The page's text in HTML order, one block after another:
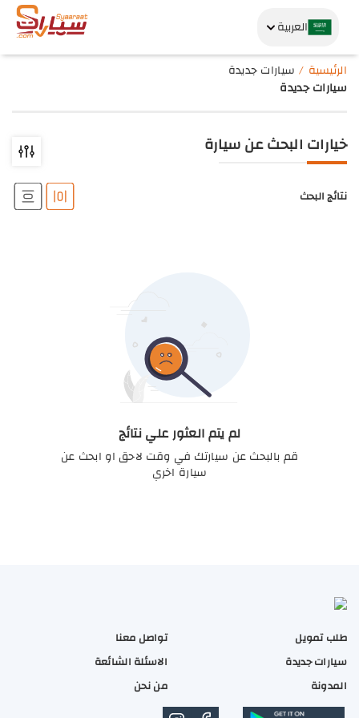
العربية
الرئيسية
سيارات جديدة
سيارات جديدة
خيارات البحث عن سيارة
نتائج البحث
لم يتم العثور علي نتائج
قم بالبحث عن سيارتك في وقت لاحق او ابحث عن
سيارة اخري
طلب تمويل
سيارات جديدة
المدونة
تواصل معنا
الاسئلة الشائعة
من نحن